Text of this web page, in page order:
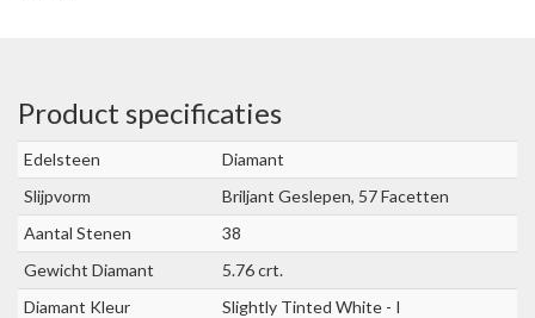
Product specificaties
Edelsteen
Diamant
Slijpvorm
Briljant Geslepen, 57 Facetten
Aantal Stenen
38
Gewicht Diamant
5.76 crt.
Diamant Kleur
Slightly Tinted White - I